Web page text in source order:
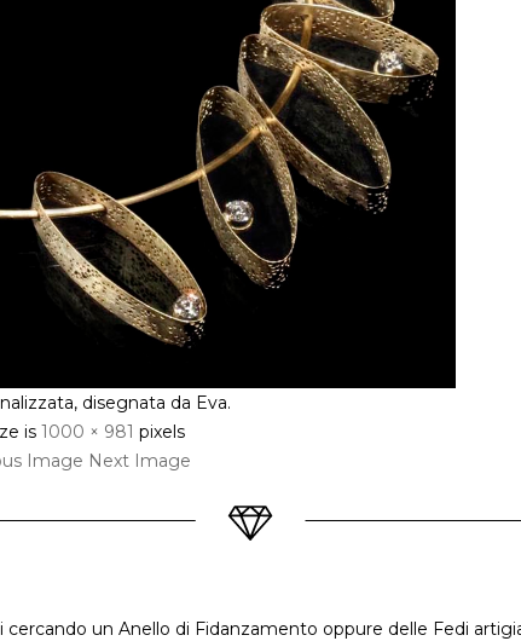
disegnata da Eva.
is 1000 × 981 pixels
Image Next Image
cercando un Anello di Fidanzamento oppure delle Fedi